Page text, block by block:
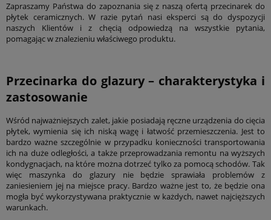
Zapraszamy Państwa do zapoznania się z naszą ofertą przecinarek do
płytek ceramicznych. W razie pytań nasi eksperci są do dyspozycji
naszych Klientów i z chęcią odpowiedzą na wszystkie pytania,
pomagając w znalezieniu właściwego produktu.
Przecinarka do glazury– charakterystyka i
zastosowanie
Wśród najważniejszych zalet, jakie posiadają ręczne urządzenia do cięcia
płytek, wymienia się ich niską wagę i łatwość przemieszczenia. Jest to
bardzo ważne szczególnie w przypadku konieczności transportowania
ich na duże odległości, a także przeprowadzania remontu na wyższych
kondygnacjach, na które można dotrzeć tylko za pomocą schodów. Tak
więc maszynka do glazury nie będzie sprawiała problemów z
zaniesieniem jej na miejsce pracy. Bardzo ważne jest to, że będzie ona
mogła być wykorzystywana praktycznie w każdych, nawet najcięższych
warunkach.